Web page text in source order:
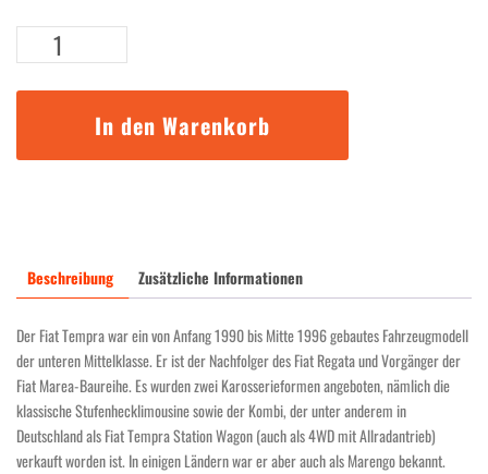
Tempra
(LWR)
C.HEL.24N.RSMLSTD
In den Warenkorb
Beschreibung Zusätzliche Informationen
Der Fiat Tempra war ein von Anfang 1990 bis Mitte 1996 gebautes Fahrzeugmodell
der unteren Mittelklasse. Er ist der Nachfolger des Fiat Regata und Vorgänger der
Fiat Marea-Baureihe. Es wurden zwei Karosserieformen angeboten, nämlich die
klassische Stufenhecklimousine sowie der Kombi, der unter anderem in
Deutschland als Fiat Tempra Station Wagon (auch als 4WD mit Allradantrieb)
verkauft worden ist. In einigen Ländern war er aber auch als Marengo bekannt.